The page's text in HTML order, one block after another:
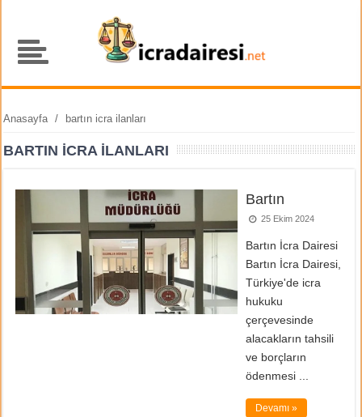
Anasayfa / bartın icra ilanları
BARTIN ICRA ILANLARI
Bartın
25 Ekim 2024
Bartın İcra Dairesi
Bartın İcra Dairesi,
Türkiye'de icra
hukuku
çerçevesinde
alacakların tahsili
ve borçların
ödenmesi ...
Devamı »